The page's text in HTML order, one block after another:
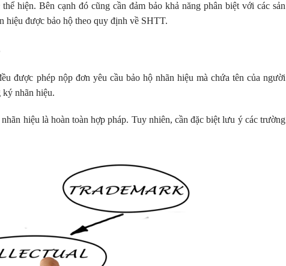
hiện. Bên cạnh đó cũng cần đảm bảo khả năng phân biệt với các sản
hiệu được bảo hộ theo quy định về SHTT.
được phép nộp đơn yêu cầu bảo hộ nhãn hiệu mà chứa tên của người
nhãn hiệu.
hiệu là hoàn toàn hợp pháp. Tuy nhiên, cần đặc biệt lưu ý các trường